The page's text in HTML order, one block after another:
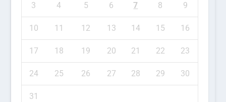
3 4 5 6 7 8 9
10 11 12 13 14 15 16
17 18 19 20 21 22 23
24 25 26 27 28 29 30
31